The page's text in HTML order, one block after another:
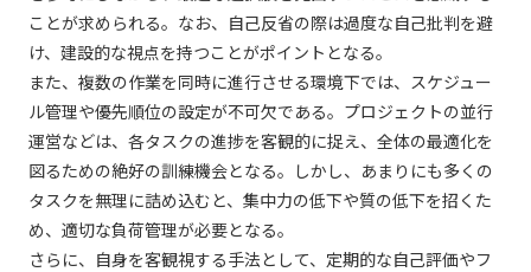
ことが求められる。なお、自己反省の際は過度な自己批判を避
け、建設的な視点を持つことがポイントとなる。
また、複数の作業を同時に進行させる環境下では、スケジュー
ル管理や優先順位の設定が不可欠である。プロジェクトの並行
運営などは、各タスクの進捗を客観的に捉え、全体の最適化を
図るための絶好の訓練機会となる。しかし、あまりにも多くの
タスクを無理に詰め込むと、集中力の低下や質の低下を招くた
め、適切な負荷管理が必要となる。
さらに、自身を客観視する手法として、定期的な自己評価やフ